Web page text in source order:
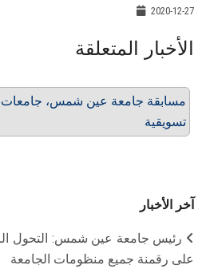
2020-12-27
الأخبار المتعلقة
مسابقة جامعة عين شمس، جامعات
تسويقية
آخر الأخبار
رئيس جامعة عين شمس: التحول
على رقمنة جميع منظومات الجامعة